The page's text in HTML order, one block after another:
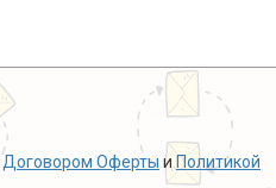
Договором Оферты и Политикой